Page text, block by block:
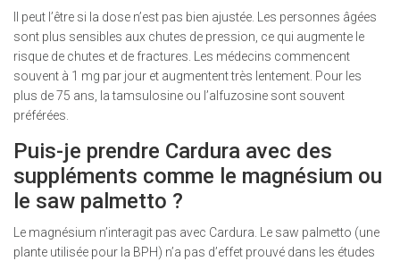
Il peut l’être si la dose n’est pas bien ajustée. Les personnes âgées
sont plus sensibles aux chutes de pression, ce qui augmente le
risque de chutes et de fractures. Les médecins commencent
souvent à 1 mg par jour et augmentent très lentement. Pour les
plus de 75 ans, la tamsulosine ou l’alfuzosine sont souvent
préférées.
Puis-je prendre Cardura avec des
suppléments comme le magnésium ou
le saw palmetto ?
Le magnésium n’interagit pas avec Cardura. Le saw palmetto (une
plante utilisée pour la BPH) n’a pas d’effet prouvé dans les études